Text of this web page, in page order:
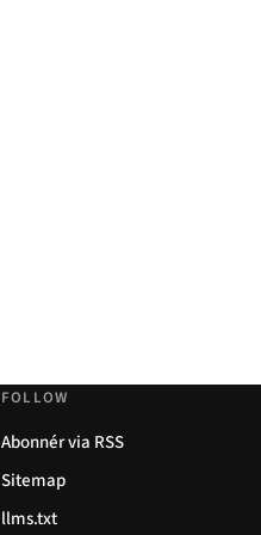
FOLLOW
Abonnér via RSS
Sitemap
llms.txt